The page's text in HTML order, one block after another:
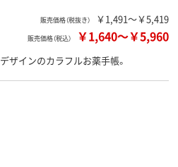
販売価格（税抜き） ￥1,491～￥5,419
販売価格（税込） ￥1,640～￥5,960
ザインのカラフルお薬手帳。